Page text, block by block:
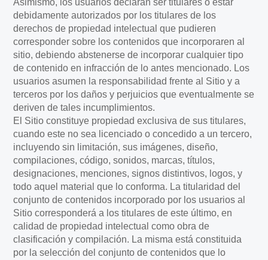
Asimismo, los usuarios declaran ser titulares o estar
debidamente autorizados por los titulares de los
derechos de propiedad intelectual que pudieren
corresponder sobre los contenidos que incorporaren al
sitio, debiendo abstenerse de incorporar cualquier tipo
de contenido en infracción de lo antes mencionado. Los
usuarios asumen la responsabilidad frente al Sitio y a
terceros por los daños y perjuicios que eventualmente se
deriven de tales incumplimientos.
El Sitio constituye propiedad exclusiva de sus titulares,
cuando este no sea licenciado o concedido a un tercero,
incluyendo sin limitación, sus imágenes, diseño,
compilaciones, código, sonidos, marcas, títulos,
designaciones, menciones, signos distintivos, logos, y
todo aquel material que lo conforma. La titularidad del
conjunto de contenidos incorporado por los usuarios al
Sitio corresponderá a los titulares de este último, en
calidad de propiedad intelectual como obra de
clasificación y compilación. La misma está constituida
por la selección del conjunto de contenidos que lo